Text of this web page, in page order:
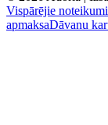
Vispārējie noteikumi
apmaksaDāvanu